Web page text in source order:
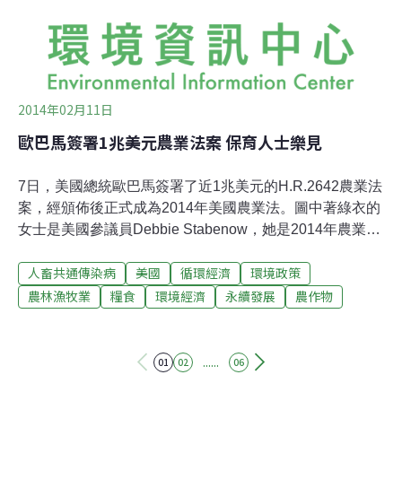
2014年02月11日
歐巴馬簽署1兆美元農業法案 保育人士樂見
7日，美國總統歐巴馬簽署了近1兆美元的H.R.2642農業法
案，經頒佈後正式成為2014年美國農業法。圖中著綠衣的
女士是美國參議員Debbie Stabenow，她是2014年農業法
業、營養和森林委員會主席。Stabenow認為，此法彌補了
2百30億美元的赤字，是美國農業政策數十年來最重要的
的項目微調，包括農業補助、作物保險、保育、信用協
人畜共通傳染病 美國 循環經濟
環境政策
農林漁牧業
糧食 環境經濟 永續發展 農作物
01 02 ...... 06